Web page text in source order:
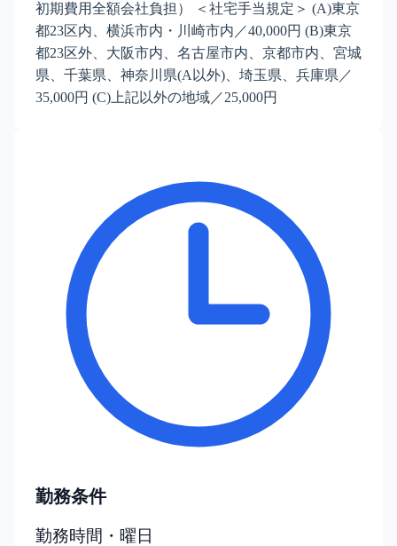
初期費用全額会社負担） ＜社宅手当規定＞ (A)東京
都23区内、横浜市内・川崎市内／40,000円 (B)東京
都23区外、大阪市内、名古屋市内、京都市内、宮城
県、千葉県、神奈川県(A以外)、埼玉県、兵庫県／
35,000円 (C)上記以外の地域／25,000円
勤務条件
勤務時間・曜日